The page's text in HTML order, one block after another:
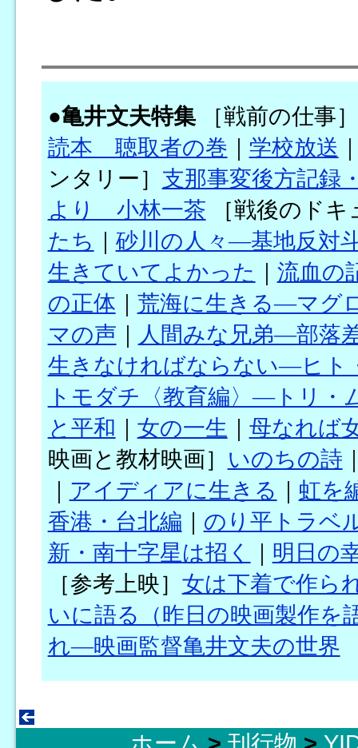
●亀井文夫特集［戦前の仕事］
読本 聴取者の巻
学校放送
ンタリー］ 支那事変後方記録
より 小林一茶 ［戦後のド
たち
砂川の人々―基地反対
生きていてよかった
流血の
の正体
荒海に生きる―マグ
マの声
人間みな兄弟―部落
生きなければならない―ヒト
トモダチ〈教育編〉―トリ・
と平和
女の一生
母なれば
映画と教材映画］ いのちの詩
アイディアに生きる
虹を
香港・台北編
のり平トラベ
新・南十字星は招く
明日の
［参考上映］ 女は下着で作ら
いに語る（昨日の映画製作を
れ―映画監督亀井文夫の世界